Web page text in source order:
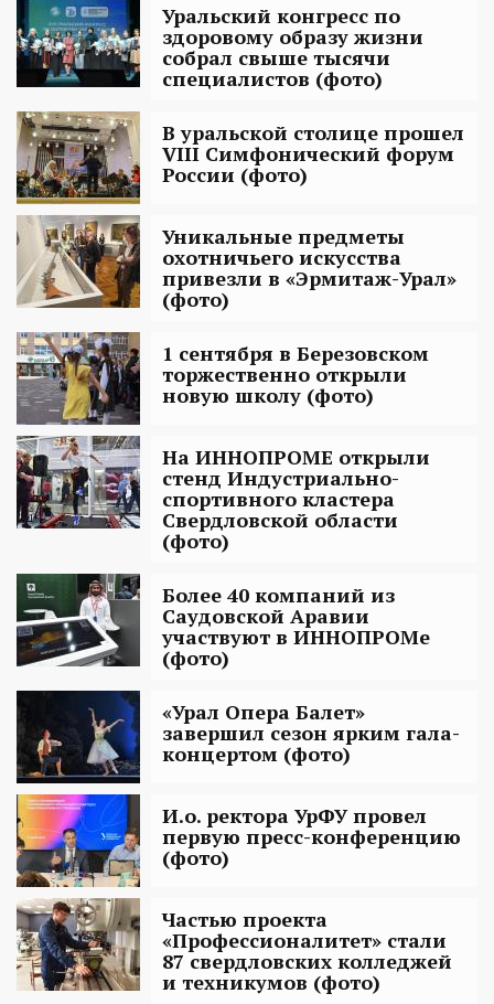
Уральский конгресс по
здоровому образу жизни
собрал свыше тысячи
специалистов (фото)
В уральской столице прошел
VIII Симфонический форум
России (фото)
Уникальные предметы
охотничьего искусства
привезли в «Эрмитаж-Урал»
(фото)
1 сентября в Березовском
торжественно открыли
новую школу (фото)
На ИННОПРОМЕ открыли
стенд Индустриально-
спортивного кластера
Свердловской области
(фото)
Более 40 компаний из
Саудовской Аравии
участвуют в ИННОПРОМе
(фото)
«Урал Опера Балет»
завершил сезон ярким гала-
концертом (фото)
И.о. ректора УрФУ провел
первую пресс-конференцию
(фото)
Частью проекта
«Профессионалитет» стали
87 свердловских колледжей
и техникумов (фото)